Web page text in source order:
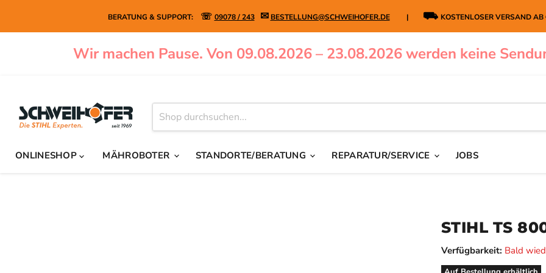
BERATUNG & SUPPORT: ☏ 09078 / 243 ✉ BESTELLUNG@SCHWEIHOFER.DE| ⛟ KOSTENLOSER
Wir machen Pause. Von 09.08.2026 – 23.08.2026 werden keine
ONLINESHOP MÄHROBOTER STANDORTE/BERATUNG REPARATUR/SERVICE JOBS
STIHL TS
Verfügbarkeit: Bald